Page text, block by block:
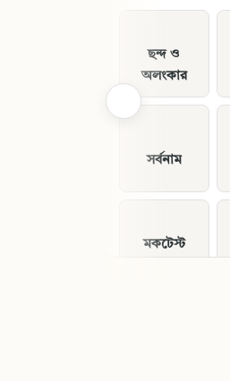
ছন্দ ও
অলংকার
সর্বনাম
মকটেস্ট